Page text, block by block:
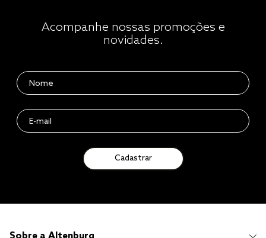
Acompanhe nossas promoções e
novidades.
Cadastrar